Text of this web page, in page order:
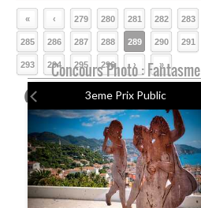
« ‹ 279 280 281 282 283
285 286 287 288 289 290 291
293 294 295 296 › »
Concours Photo : Fantasme
3eme Prix Public